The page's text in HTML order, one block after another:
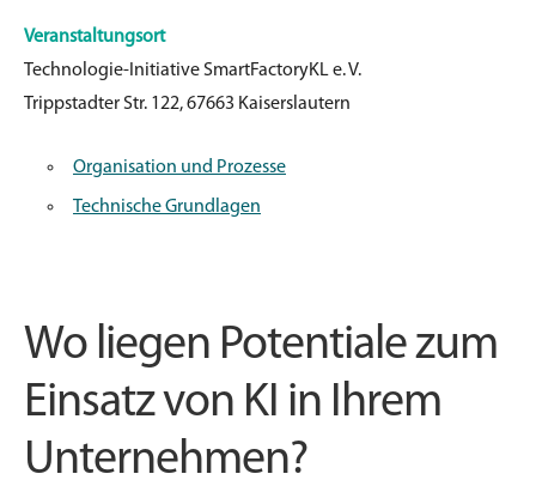
Veranstaltungsort
Technologie-Initiative SmartFactoryKL e. V.
Trippstadter Str. 122, 67663 Kaiserslautern
Organisation und Prozesse
Technische Grundlagen
Wo liegen Potentiale zum
Einsatz von KI in Ihrem
Unternehmen?